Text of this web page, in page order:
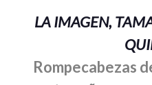
LA IMAGEN,
Rompecabezas